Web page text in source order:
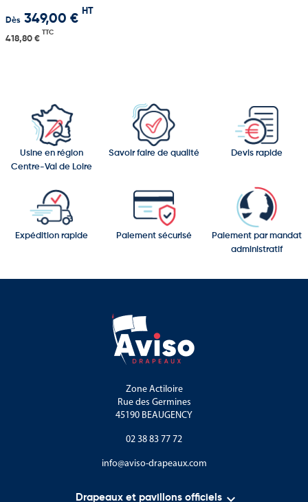
Dès 349,00 €
HT
418,80 €
TTC
Usine en région
Centre-Val de Loire
Savoir faire de qualité Devis rapide
Expédition rapide Paiement sécurisé
Paiement par mandat
administratif
Zone Actiloire
Rue des Germines
45190 BEAUGENCY
02 38 83 77 72
info@aviso-drapeaux.com
Drapeaux et pavillons officiels